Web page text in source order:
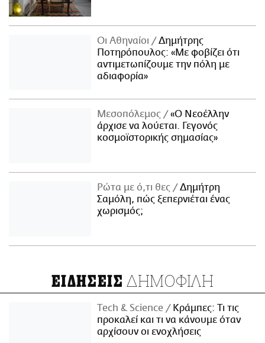
Οι Αθηναίοι
Δημήτρης
Ποτηρόπουλος: «Με φοβίζει ότι
αντιμετωπίζουμε την πόλη με
αδιαφορία»
Μεσοπόλεμος
«Ο Νεοέλλην
άρχισε να λούεται. Γεγονός
κοσμοϊστορικής σημασίας»
Ρώτα με ό,τι θες
Δημήτρη
Σαμόλη, πώς ξεπερνιέται ένας
χωρισμός;
ΕΙΔΗΣΕΙΣ ΔΗΜΟΦΙΛΗ
Τech & Science
Κράμπες: Τι τις
προκαλεί και τι να κάνουμε όταν
αρχίσουν οι ενοχλήσεις